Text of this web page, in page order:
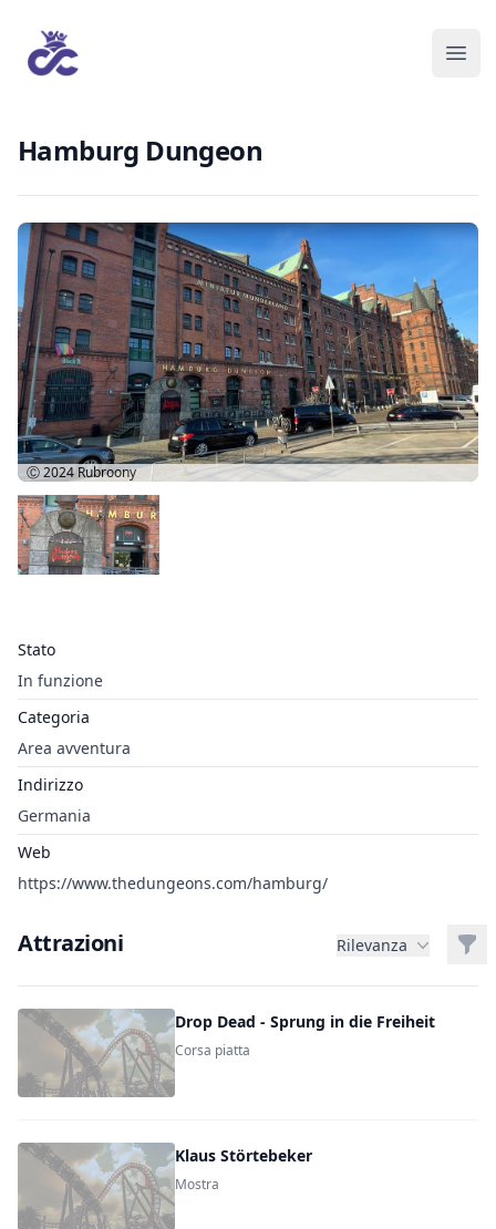
Hamburg Dungeon
Stato
In funzione
Categoria
Area avventura
Indirizzo
Germania
Web
https://www.thedungeons.com/hamburg/
Ⓒ 2024 Rubroony
Attrazioni Rilevanza
Drop Dead - Sprung in die Freiheit
Corsa piatta
Klaus Störtebeker
Mostra